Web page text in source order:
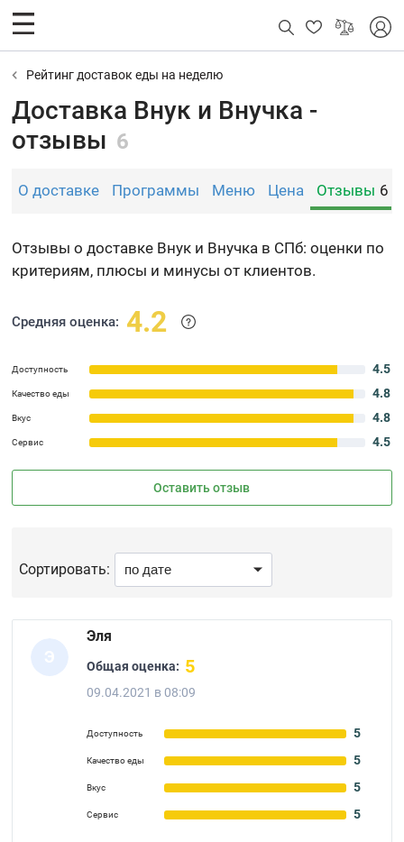
Рейтинг доставок еды на неделю
Доставка Внук и Внучка -
отзывы 6
О доставке Программы Меню Цена Отзывы 6
Отзывы о доставке Внук и Внучка в СПб: оценки по
критериям, плюсы и минусы от клиентов.
Средняя оценка: 4.2
Доступность 4.5
Качество еды 4.8
Вкус 4.8
Сервис 4.5
Оставить отзыв
Сортировать:
Э
Эля
Общая оценка: 5
09.04.2021 в 08:09
Доступность 5
Качество еды 5
Вкус 5
Сервис 5